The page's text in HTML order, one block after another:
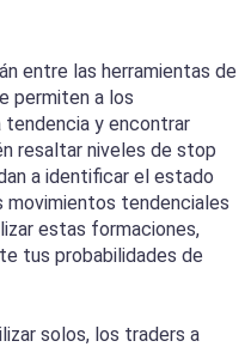
entre las herramientas de
permiten a los
y encontrar
resaltar niveles de stop
a identificar el estado
movimientos tendenciales
estas formaciones,
tus probabilidades de
solos, los traders a